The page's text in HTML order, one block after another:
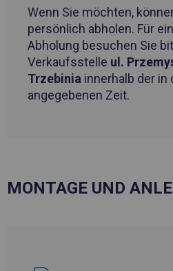
Wenn Sie möchten,
persönlich abholen. Für
Abholung besuchen Sie
Verkaufsstelle ul.
Trzebinia innerhalb der
angegebenen Zeit.
MONTAGE UND